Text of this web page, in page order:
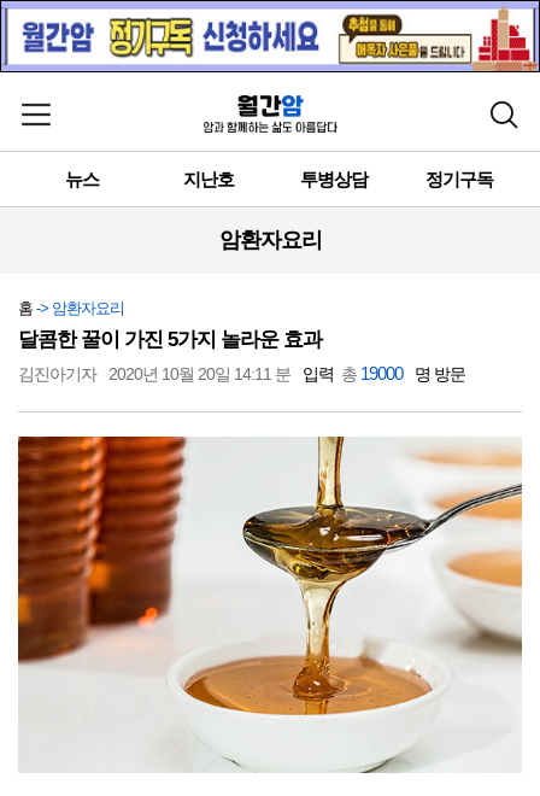
메뉴 열기 검색
뉴스 지난호 투병상담 정기구독
암환자요리
홈 -> 암환자요리
달콤한 꿀이 가진 5가지 놀라운 효과
김진아기자 2020년 10월 20일 14:11 분 입력 총 19000 명 방문